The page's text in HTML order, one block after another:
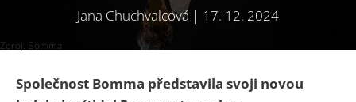
Jana Chuchvalcová | 17. 12. 2024
Zdroj: Bomma
Společnost Bomma představila svoji novou